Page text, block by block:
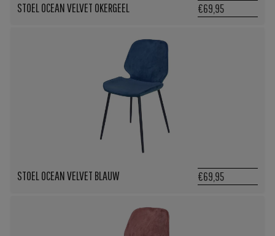
STOEL OCEAN VELVET OKERGEEL €69,95
STOEL OCEAN VELVET BLAUW €69,95